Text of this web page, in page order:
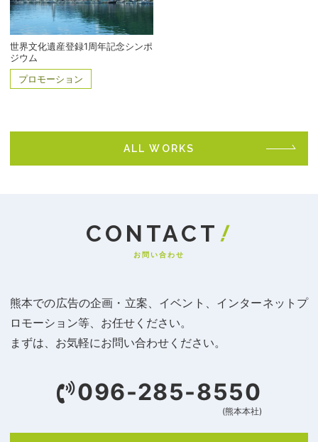
世界文化遺産登録1周年記念シンポ
ジウム
プロモーション
ALL WORKS
お問い合わせ
熊本での広告の企画・立案、イベント、インターネットプ
ロモーション等、お任せください。
まずは、お気軽にお問い合わせください。
096-285-8550
(熊本本社)